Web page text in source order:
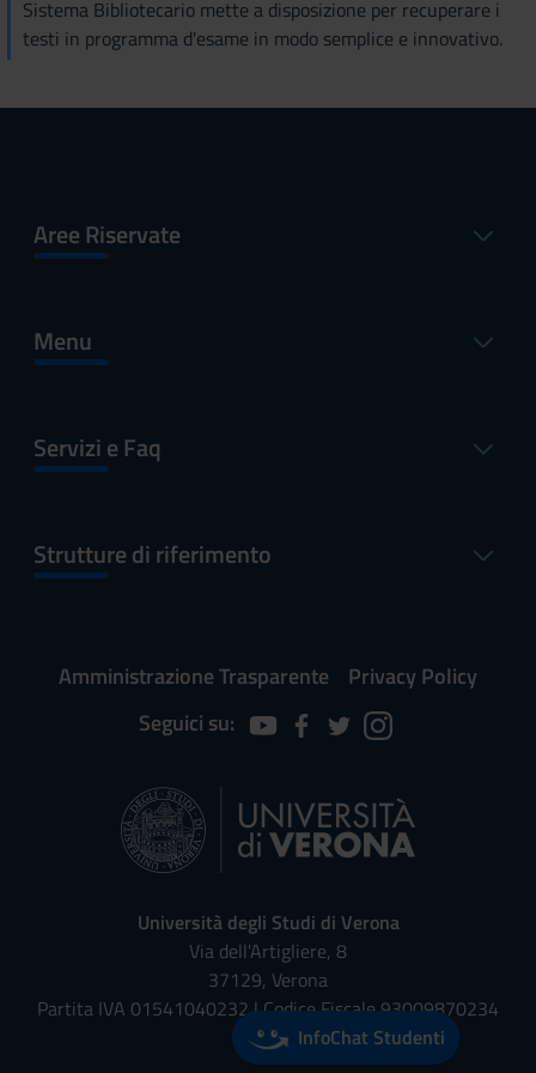
Sistema Bibliotecario mette a disposizione per recuperare i
testi in programma d'esame in modo semplice e innovativo.
Aree Riservate
Menu
Servizi e Faq
Strutture di riferimento
Amministrazione Trasparente
Privacy Policy
Seguici su:
Università degli Studi di Verona
Via dell'Artigliere, 8
37129, Verona
Partita IVA 01541040232 | Codice Fiscale 93009870234
InfoChat Studenti